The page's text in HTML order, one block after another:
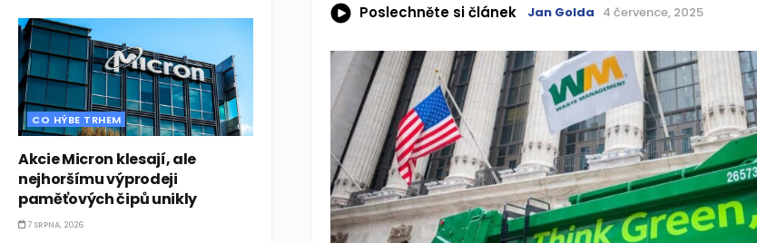
Poslechněte si článek Jan Golda 4 července, 2025
CO HÝBE TRHEM
Akcie Micron klesají, ale
nejhoršímu výprodeji
paměťových čipů unikly
7 SRPNA, 2026